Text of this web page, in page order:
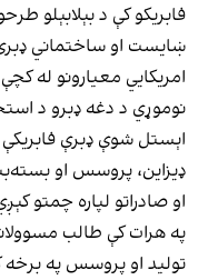
فابریکو کې د بېلابېلو
ښایست او ساختماني ډبرې
امریکايي معیارونو له
نوموړي د دغه ډبرو د
اېستل شوې ډبرې
ډیزاین، پروسس او
او صادراتو لپاره چمتو
په هرات کې طالب
تولید او پروسس په برخه